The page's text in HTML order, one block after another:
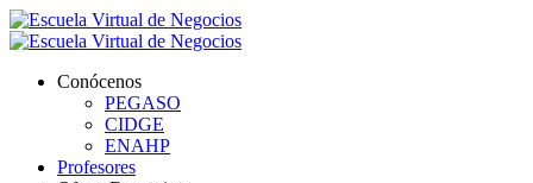
Conócenos
PEGASO
CIDGE
ENAHP
Profesores